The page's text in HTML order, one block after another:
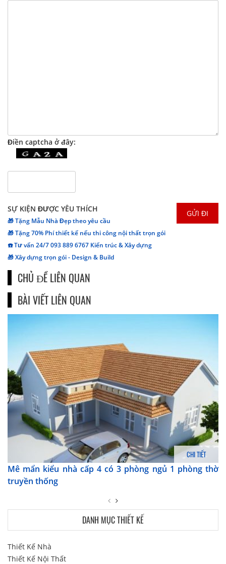
Điền captcha ở đây:
SỰ KIỆN ĐƯỢC YÊU THÍCH
🎁 Tặng Mẫu Nhà Đẹp theo yêu cầu
🎁 Tặng 70% Phí thiết kế nếu thi công nội thất trọn gói
☎️ Tư vấn 24/7 093 889 6767 Kiến trúc & Xây dựng
🎁 Xây dựng trọn gói - Design & Build
CHỦ ĐỀ LIÊN QUAN
BÀI VIẾT LIÊN QUAN
CHI TIẾT
Mê mẩn kiểu nhà cấp 4 có 3 phòng ngủ 1 phòng thờ
truyền thống
DANH MỤC THIẾT KẾ
Thiết Kế Nhà
Thiết Kế Nội Thất